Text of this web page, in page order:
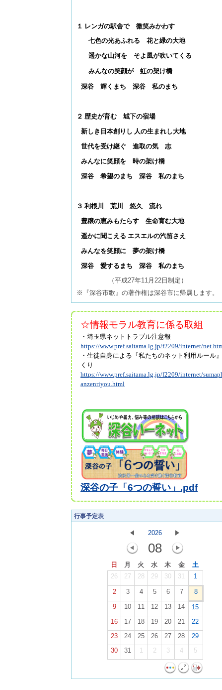
１ レンガの駅舎で 微笑みかわす
七色の光あふれる 花と緑の大地
遥かな山河を そよ風が吹いてくる
みんなの笑顔が 虹の架け橋
深谷 輝くまち 深谷 私のまち
２ 歴史が育む 城下の宿場
新しき日本創りし 人の生まれし大地
世代を受け継ぐ 進取の気 志
みんなに笑顔を 時の架け橋
深谷 希望のまち 深谷 私のまち
３ 利根川 荒川 悠久 流れ
豊穣の恵みもたらす 生命育む大地
遥かに聞こえる エスエルの汽笛さえ
みんなを笑顔に 夢の架け橋
深谷 愛するまち 深谷 私のまち
（平成27年11月22日制定）
※『深谷市歌』の著作権は深谷市に帰属します。
☆情報モラル教育に係る取組
・埼玉県ネットトラブル注意報
https://www.pref.saitama.lg.jp/f2209/internet/
・生徒自身による『私たちのネット利用ルール
くり
https://www.pref.saitama.lg.jp/f2209/internet/
anzenriyou.html
深谷の子「6つの誓い」.pdf
行事予定表
2026
08
日 月 火 水 木 金
土
26
27 28 29 30 31 1
2 3 4 5 6 7
8
9
10 11 12 13 14
15
16
17 18 19 20 21
22
23
24 25 26 27 28
29
30
31 1 2 3 4 5